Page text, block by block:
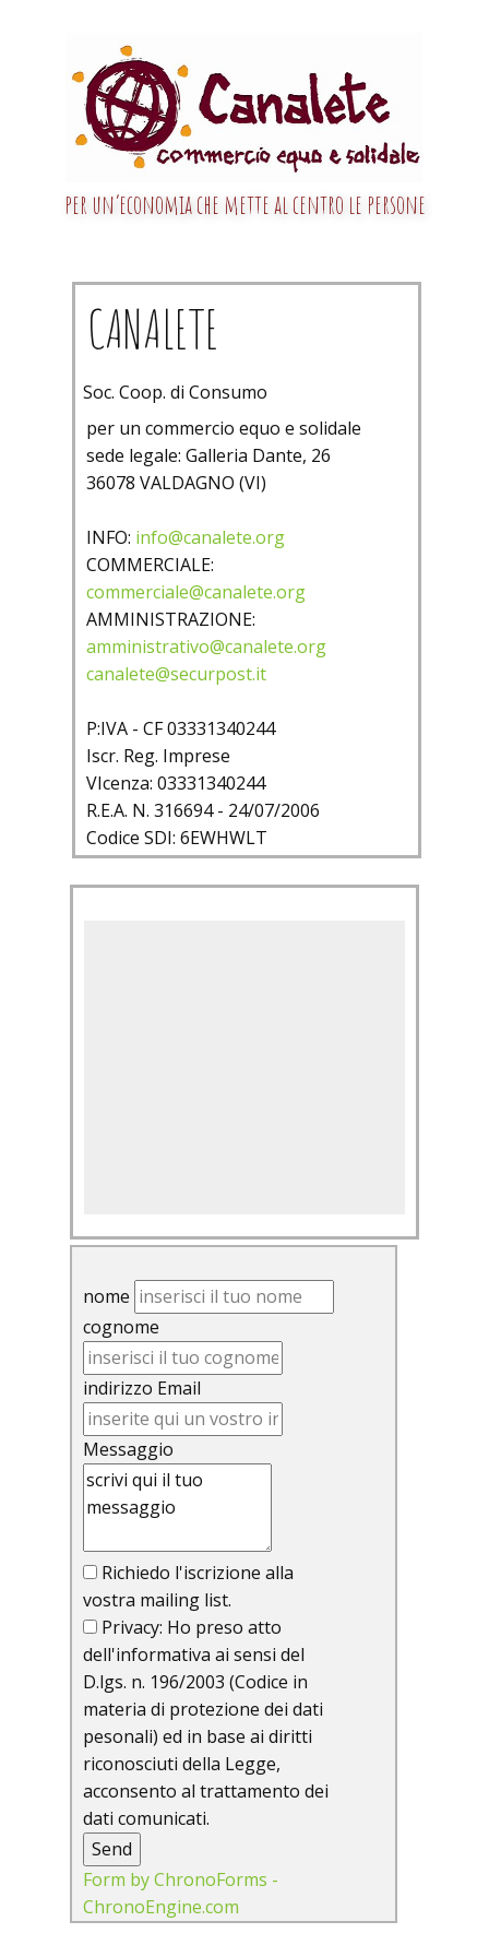
per un’economia che mette al centro le persone
Soc. Coop. di Consumo
per un commercio equo e solidale
sede legale: Galleria Dante, 26
36078 VALDAGNO (VI)
INFO: info@canalete.org
COMMERCIALE:
commerciale@canalete.org
AMMINISTRAZIONE:
amministrativo@canalete.org
canalete@securpost.it
P:IVA - CF 03331340244
Iscr. Reg. Imprese
VIcenza: 03331340244
R.E.A. N. 316694 - 24/07/2006
Codice SDI: 6EWHWLT
CANALETE
nome
cognome
indirizzo Email
Messaggio
Richiedo l'iscrizione alla
vostra mailing list.
Privacy: Ho preso atto
dell'informativa ai sensi del
D.lgs. n. 196/2003 (Codice in
materia di protezione dei dati
pesonali) ed in base ai diritti
riconosciuti della Legge,
acconsento al trattamento dei
dati comunicati.
Send
Form by ChronoForms -
ChronoEngine.com